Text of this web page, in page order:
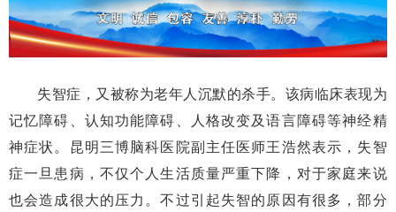
失智症，又被称为老年人沉默的杀手。该病临床表现为
记忆障碍、认知功能障碍、人格改变及语言障碍等神经精
神症状。昆明三博脑科医院副主任医师王浩然表示，失智
症一旦患病，不仅个人生活质量严重下降，对于家庭来说
也会造成很大的压力。不过引起失智的原因有很多，部分